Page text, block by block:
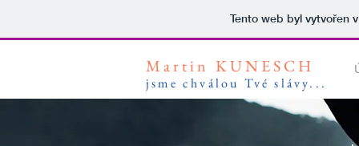
Tento web byl vytvořen
Martin KUNESCH
jsme chválou Tvé slávy...